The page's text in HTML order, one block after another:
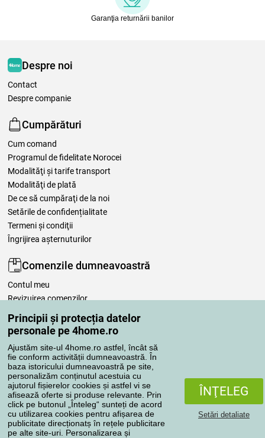
Principii și protecția datelor
personale pe 4home.ro
Ajustăm site-ul 4home.ro astfel, încât să
fie conform activității dumneavoastră. În
baza istoricului dumneavoastră pe site,
personalizăm conținutul acestuia cu
ajutorul fișierelor cookies și astfel vi se
afisează oferte si produse relevante. Prin
click pe butonul „Înteleg“ sunteți de acord
cu utilizarea cookies pentru afișarea de
publicitate direcționatș în rețele publicitare
pe alte site-uri. Personalizarea și
ÎNŢELEG
Setări detaliate
Garanţia returnării banilor
Despre noi
Contact
Despre companie
Cumpărături
Cum comand
Programul de fidelitate Norocei
Modalităţi şi tarife transport
Modalităţi de plată
De ce să cumpăraţi de la noi
Setările de confidențialitate
Termeni şi condiţii
Îngrijirea așternuturilor
Comenzile dumneavoastră
Contul meu
Revizuirea comenzilor
Reclamaţii
Retragere de la contract
Regulile de procesare a recenziilor
Metode de transport
Metode de plată